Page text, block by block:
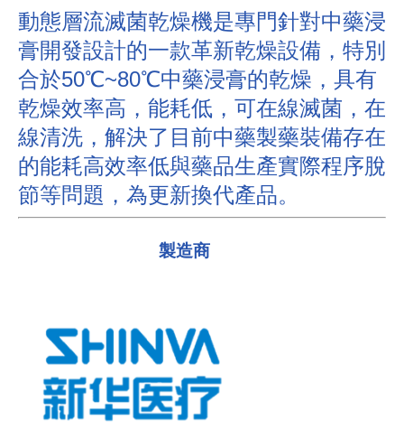
動態層流滅菌乾燥機是專門針對中藥浸
膏開發設計的一款革新乾燥設備，特別
合於50℃~80℃中藥浸膏的乾燥，具有
乾燥效率高，能耗低，可在線滅菌，在
線清洗，解決了目前中藥製藥裝備存在
的能耗高效率低與藥品生產實際程序脫
節等問題，為更新換代產品。
製造商